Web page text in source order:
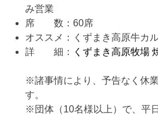
み営業
席 数：60席
オススメ：くずまき高原牛カ
詳 細：
くずまき高原牧場
※諸事情により、予告なく休
す。
※団体（10名様以上）で、平